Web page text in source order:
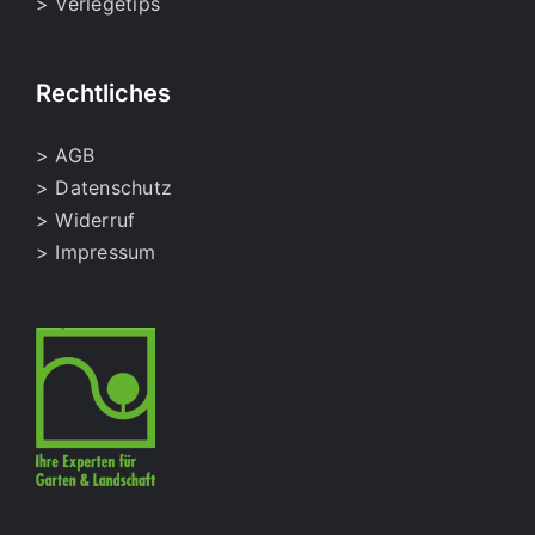
Rechtliches
> AGB
> Datenschutz
> Widerruf
> Impressum